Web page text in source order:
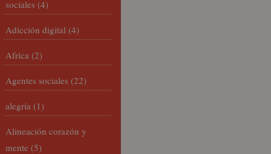
sociales (4)
Adicción digital (4)
Africa (2)
Agentes sociales (22)
alegría (1)
Alineación corazón y
mente (5)